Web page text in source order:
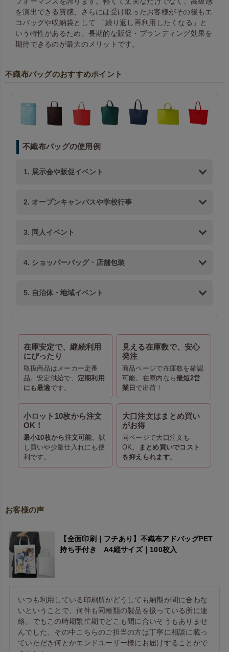
を演出できる質感、さらには受け取ったお客様がその後もエ
コバッグや収納袋として 「繰り返し再利用したくなる」と
いう特性があるため、長期的な販促・ブランディング効果を
期待できるのが最大のメリットです。
不織布バッグのおすすめポイント
不織布バッグの使用例
1. 展示会や販促イベント
2. オープンキャンパスや学校行事
3. 同人イベント
4. ショッパーバッグ・店舗包装
5. 自治体・地域イベント
在庫安定で、継続利用
にぴったり
取扱商品はメーカー定番
品。安定供給で、 定期利用
にも最適です。
見える在庫数で、安心
発注
商品ページで在庫数を確認
可能。在庫内なら最短2営
業日 で出荷！
小ロット10枚から注文
OK！
最小10枚から注文可能。試
し買いや少量仕入れにも便
利です。
大口注文はまとめ買い
がお得
同ページで大口注文も
OK。
まとめ買いでコスト
を抑えられます。
お客様の声
【全面印刷｜フチあり】不織布アドバッグPET
持ち手付き A4縦サイズ｜100枚入
いつも利用している印刷所がどうしても納期が間に合わな
いということで、何件も同種類の製品を扱っている所に連
絡。でもこの時期繁忙期でどこも間に合いそうもありませ
んでした。その中こちらのご担当の方は丁寧に相談に載っ
ていただき何とかエンドユーザー様にお届けすることがで